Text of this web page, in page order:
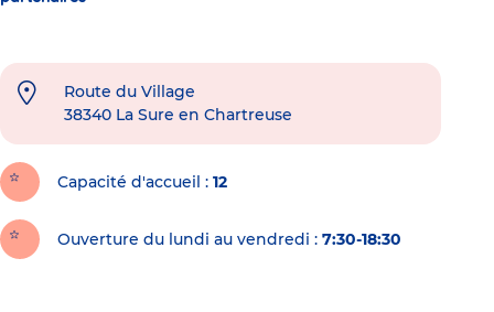
Route du Village
38340 La Sure en Chartreuse
Capacité d'accueil 12
Ouverture du lundi au vendredi : 7:30-18:30